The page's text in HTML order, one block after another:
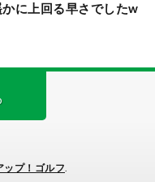
かに上回る早さでしたw
ップ！ゴルフ.